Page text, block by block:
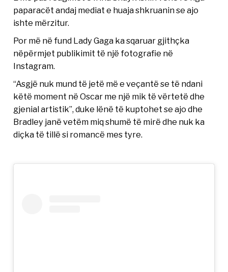
paparacët andaj mediat e huaja shkruanin se ajo
ishte mërzitur.
Por më në fund Lady Gaga ka sqaruar gjithçka
nëpërmjet publikimit të një fotografie në
Instagram.
“Asgjë nuk mund të jetë më e veçantë se të ndani
këtë moment në Oscar me një mik të vërtetë dhe
gjenial artistik”, duke lënë të kuptohet se ajo dhe
Bradley janë vetëm miq shumë të mirë dhe nuk ka
diçka të tillë si romancë mes tyre.